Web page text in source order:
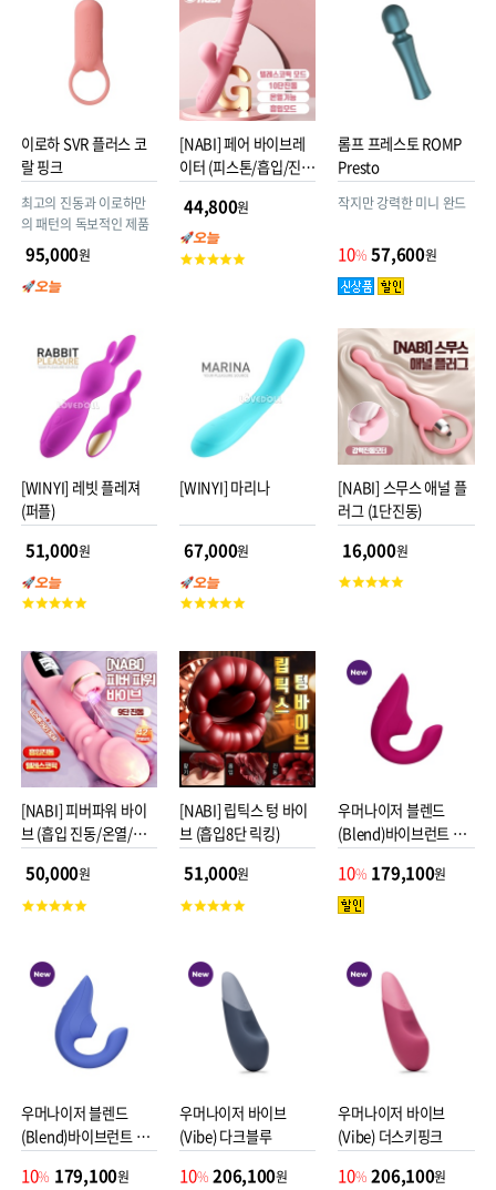
이로하 SVR 플러스 코
랄 핑크
최고의 진동과 이로하만
의 패턴의 독보적인 제품
95,000원
[NABI] 페어 바이브레
이터 (피스톤/흡입/진
44,800원
고
롬프 프레스토 ROMP
Presto
작지만 강력한 미니 완드
10% 57,600원
[WINYI] 레빗 플레져
(퍼플)
51,000원
고
점
[WINYI] 마리나
67,000원
고
점
[NABI] 스무스 애널 플
러그 (1단진동)
16,000원
고
[NABI] 피버파워 바이
브 (흡입 진동/온열/텔
50,000원
고
점
[NABI] 립틱스 텅 바이
브 (흡입8단 릭킹)
51,000원
고
점
우머나이저 블렌드
(Blend)바이브런트 마
10% 179,100원
우머나이저 블렌드
(Blend)바이브런트 블
10% 179,100원
우머나이저 바이브
(Vibe) 다크블루
10% 206,100원
우머나이저 바이브
(Vibe) 더스키핑크
10% 206,100원